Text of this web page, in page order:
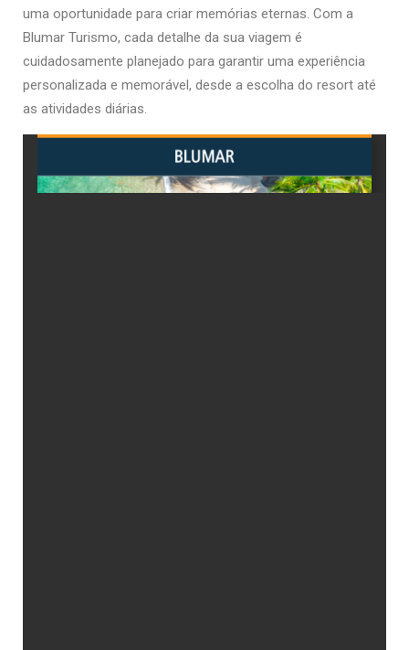
uma oportunidade para criar memórias eternas. Com a
Blumar Turismo, cada detalhe da sua viagem é
cuidadosamente planejado para garantir uma experiência
personalizada e memorável, desde a escolha do resort até
as atividades diárias.